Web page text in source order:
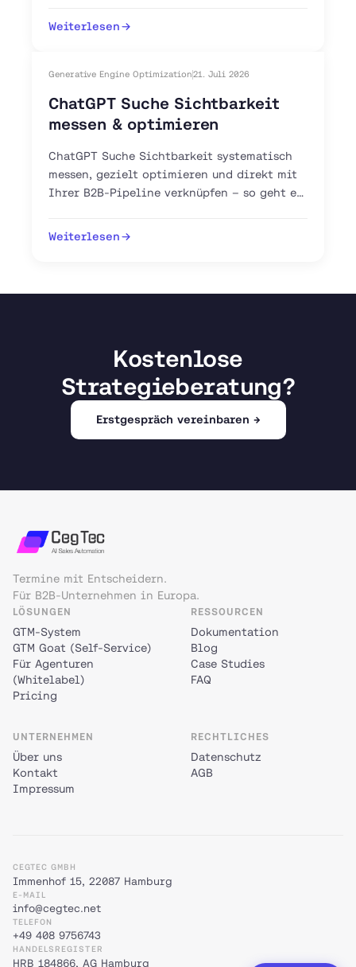
Pipeline aufbauen.
Weiterlesen
Generative Engine Optimization21. Juli 2026
ChatGPT Suche Sichtbarkeit
messen & optimieren
ChatGPT Suche Sichtbarkeit systematisch
messen, gezielt optimieren und direkt mit
Ihrer B2B-Pipeline verknüpfen – so geht es
Weiterlesen
Kostenlose
Strategieberatung?
Erstgespräch vereinbaren →
Termine mit Entscheidern.
Für B2B-Unternehmen in Europa.
LÖSUNGEN
GTM-System
GTM Goat (Self-Service)
Für Agenturen
(Whitelabel)
Pricing
RESSOURCEN
Dokumentation
Blog
Case Studies
FAQ
UNTERNEHMEN
Über uns
Kontakt
Impressum
RECHTLICHES
Datenschutz
AGB
CEGTEC GMBH
Immenhof 15, 22087 Hamburg
E-MAIL
info@cegtec.net
TELEFON
+49 408 9756743
HANDELSREGISTER
HRB 184866, AG Hamburg